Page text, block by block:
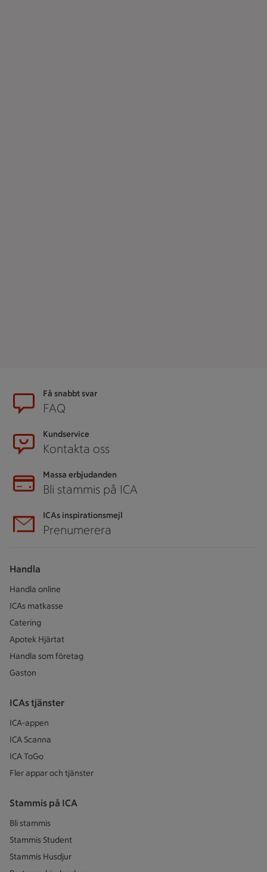
SidfotFå snabbt svar
FAQ
Kundservice
Kontakta oss
Massa erbjudanden
Bli stammis på ICA
ICAs inspirationsmejl
Prenumerera
Handla
Handla online
ICAs matkasse
Catering
Apotek Hjärtat
Handla som företag
Gaston
ICAs tjänster
ICA-appen
ICA Scanna
ICA ToGo
Fler appar och tjänster
Stammis på ICA
Bli stammis
Stammis Student
Stammis Husdjur